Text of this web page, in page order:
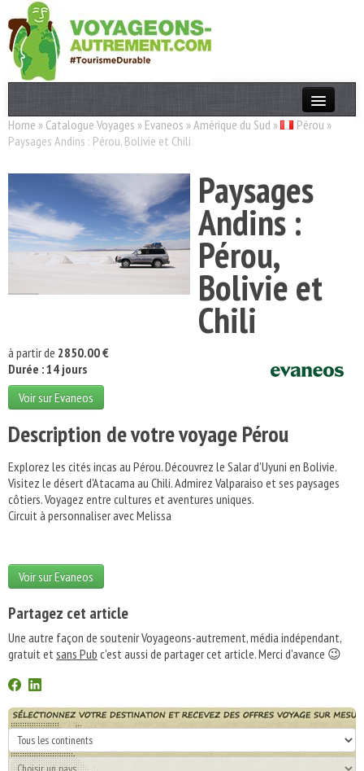
Actualités
Destinations
Acteurs
Thèmes
Home » Catalogue Voyages » Evaneos »Amérique du Sud » Pérou »
Paysages Andins : Pérou, Bolivie et Chili
Paysages
Andins :
Pérou,
Bolivie et
Chili
à partir de 2850.00 €
Durée : 14 jours
Voir sur Evaneos
Description de votre voyage Pérou
Explorez les cités incas au Pérou. Découvrez le Salar d'Uyuni en Bolivie.
Visitez le désert d'Atacama au Chili. Admirez Valparaiso et ses paysages
côtiers. Voyagez entre cultures et aventures uniques.
Circuit à personnaliser avec Melissa
Voir sur Evaneos
Partagez cet article
Une autre façon de soutenir Voyageons-autrement, média indépendant,
gratuit etsans Pub c'est aussi de partager cet article. Merci d'avance 😉